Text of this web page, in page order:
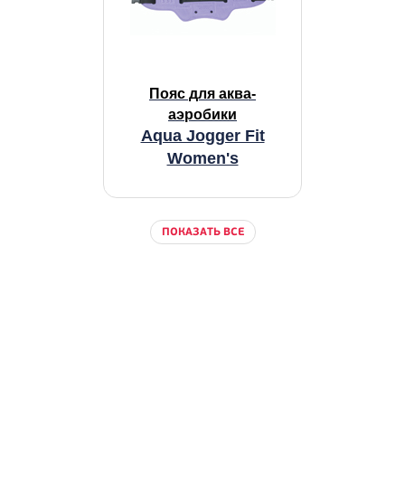
Пояс для аква-
аэробики
Aqua Jogger Fit
Women's
ПОКАЗАТЬ ВСЕ